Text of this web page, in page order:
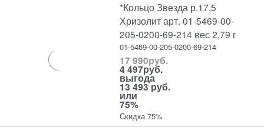
*Кольцо Звезда р.17,5
Хризолит арт. 01-5469-00-
205-0200-69-214 вес 2,79 г
01-5469-00-205-0200-69-214
17 990руб.
4 497руб.
выгода
13 493 руб.
или
75%
Скидка 75%